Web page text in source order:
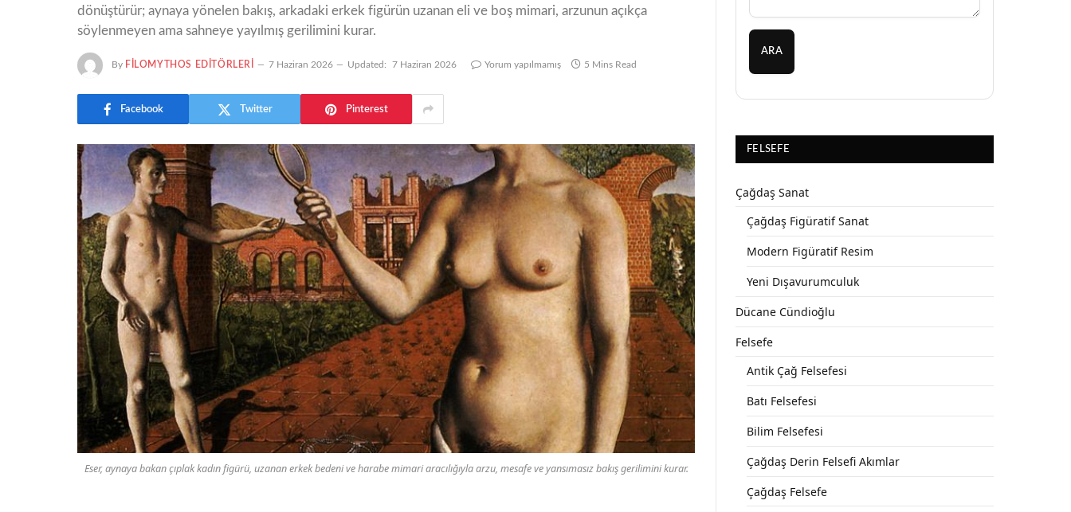
dönüştürür; aynaya yönelen bakış, arkadaki erkek figürün uzanan eli ve boş mimari, arzunun açıkça
söylenmeyen ama sahneye yayılmış gerilimini kurar.
By FILOMYTHOS EDITÖRLERI 7 Haziran 2026 Updated: 7 Haziran 2026 Yorum yapılmamış 5 Mins Read
Facebook Twitter Pinterest
Eser, aynaya bakan çıplak kadın figürü, uzanan erkek bedeni ve harabe mimari aracılığıyla arzu, mesafe ve yansımasız bakış gerilimini kurar.
ARA
FELSEFE
Çağdaş Sanat
Çağdaş Figüratif Sanat
Modern Figüratif Resim
Yeni Dışavurumculuk
Dücane Cündioğlu
Felsefe
Antik Çağ Felsefesi
Batı Felsefesi
Bilim Felsefesi
Çağdaş Derin Felsefi Akımlar
Çağdaş Felsefe